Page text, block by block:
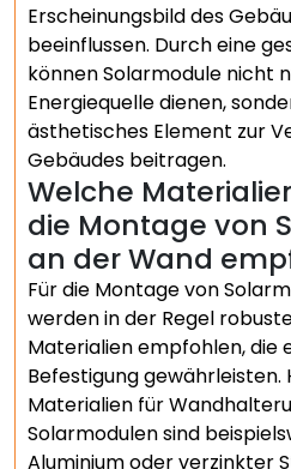
Erscheinungsbild des
beeinflussen. Durch eine
können Solarmodule nicht
Energiequelle dienen,
ästhetisches Element zur
Gebäudes beitragen.
Welche
die Montage von
an der Wand
Für die Montage von
werden in der Regel
Materialien empfohlen, die
Befestigung
Materialien für
Solarmodulen sind
Aluminium oder verzinkter